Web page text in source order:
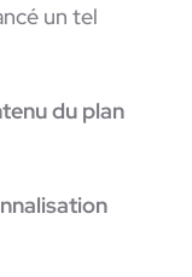
un tel
du plan